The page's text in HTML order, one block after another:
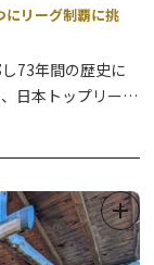
にリーグ制覇に挑
73年間の歴史に
日本トップリーグ
会社を持たないプ
クラブ会員、スポ